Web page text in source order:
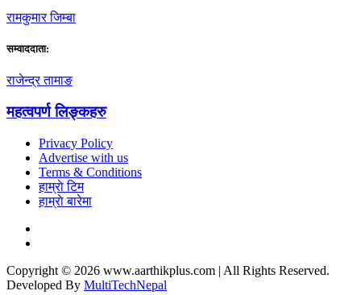
रामकुमार जिम्बा
सम्वाददाता:
राजेन्द्र तामाङ
महत्वपर्ण लिङ्कहरु
Privacy Policy
Advertise with us
Terms & Conditions
हाम्राे टिम
हाम्राे बारेमा
Copyright © 2026 www.aarthikplus.com | All Rights Reserved.
Developed By MultiTechNepal